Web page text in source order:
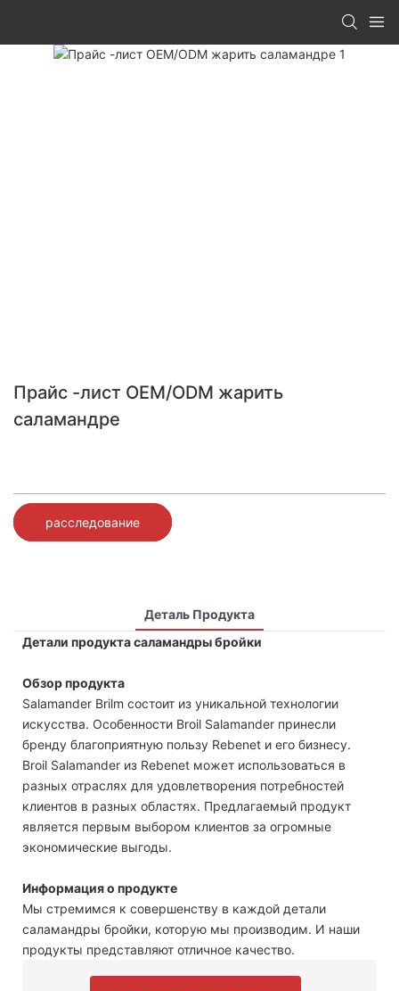
Прайс -лист OEM/ODM жарить
саламандре
расследование
Деталь Продукта
Детали продукта саламандры бройки
Обзор продукта
Salamander Brilm состоит из уникальной технологии
искусства. Особенности Broil Salamander принесли
бренду благоприятную пользу Rebenet и его бизнесу.
Broil Salamander из Rebenet может использоваться в
разных отраслях для удовлетворения потребностей
клиентов в разных областях. Предлагаемый продукт
является первым выбором клиентов за огромные
экономические выгоды.
Информация о продукте
Мы стремимся к совершенству в каждой детали
саламандры бройки, которую мы производим. И наши
продукты представляют отличное качество.